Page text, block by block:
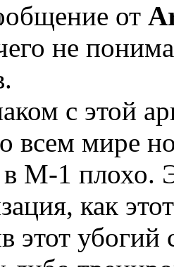
от
не
с этой
всем мире
в М-1 плохо.
как
этот